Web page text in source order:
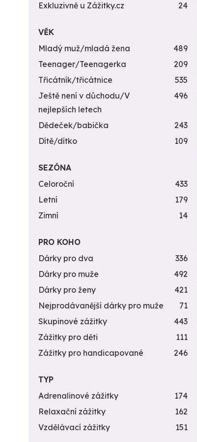
Exkluzivně u Zážitky.cz
24
VĚK
Mladý muž/mladá žena
489
Teenager/Teenagerka
209
Třicátník/třicátnice
535
Ještě není v důchodu/V
nejlepších letech
496
Dědeček/babička
243
Dítě/dítko
109
SEZÓNA
Celoroční
433
Letní
179
Zimní
14
PRO KOHO
Dárky pro dva
336
Dárky pro muže
492
Dárky pro ženy
421
Nejprodávanější dárky pro muže
71
Skupinové zážitky
443
Zážitky pro děti
111
Zážitky pro handicapované
246
TYP
Adrenalinové zážitky
174
Relaxační zážitky
162
Vzdělávací zážitky
151